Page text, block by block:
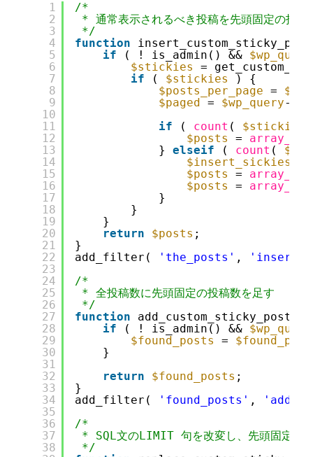
1
2
3
4
5
6
7
8
9
10
11
12
13
14
15
16
17
18
19
20
21
22
23
24
25
26
27
28
29
30
31
32
33
34
35
36
37
38
/*
* 通常表示されるべき投稿を先頭固定の投稿
*/
function
if
( ! is_admin() && $wp_query
$stickies
=
if
( $stickies
) {
$posts_per_page
=
$paged
= $wp_query-
if
( count ( $stickies
$posts
=
} elseif ( count (
$insert_sickies
$posts
=
$posts
=
}
}
}
return
$posts ;
}
add_filter(
'the_posts' ,
/*
* 全投稿数に先頭固定の投稿数を足す
*/
function
if
( ! is_admin() && $wp_query
$found_posts
=
}
return
$found_posts ;
}
add_filter(
'found_posts' ,
/*
* SQL文のLIMIT 句を改変し、先頭固定の
*/